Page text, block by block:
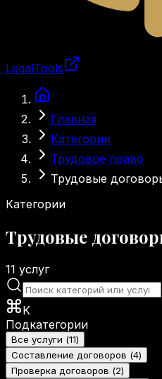
LegalTools
Перейти к основному
Главная
Категории
Трудовое право
Трудовые
Категории
Трудовые
11 услуг
K
Подкатегории
Все услуги (11)
Составление договоров (4)
Проверка договоров (2)